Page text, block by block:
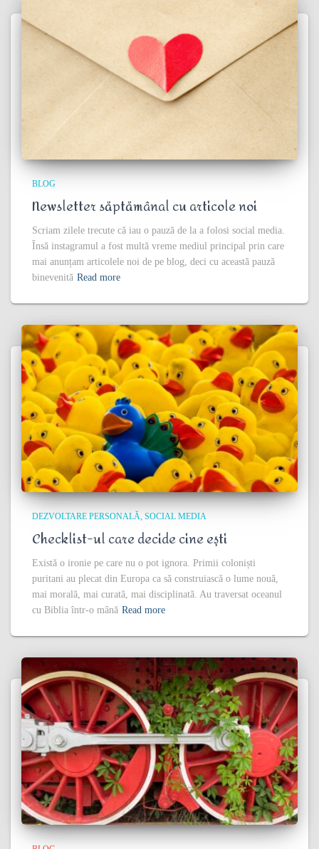
BLOG
Newsletter săptămânal cu articole noi
Scriam zilele trecute că iau o pauză de la a folosi social media.
Însă instagramul a fost multă vreme mediul principal prin care
mai anunțam articolele noi de pe blog, deci cu această pauză
binevenită Read more
DEZVOLTARE PERSONALĂ SOCIAL MEDIA
Checklist-ul care decide cine ești
Există o ironie pe care nu o pot ignora. Primii coloniști
puritani au plecat din Europa ca să construiască o lume nouă,
mai morală, mai curată, mai disciplinată. Au traversat oceanul
cu Biblia într-o mână Read more